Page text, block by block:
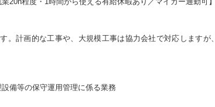
計画的な工事や、大規模工事は協力会社で対応しますが、
備等の保守運用管理に係る業務